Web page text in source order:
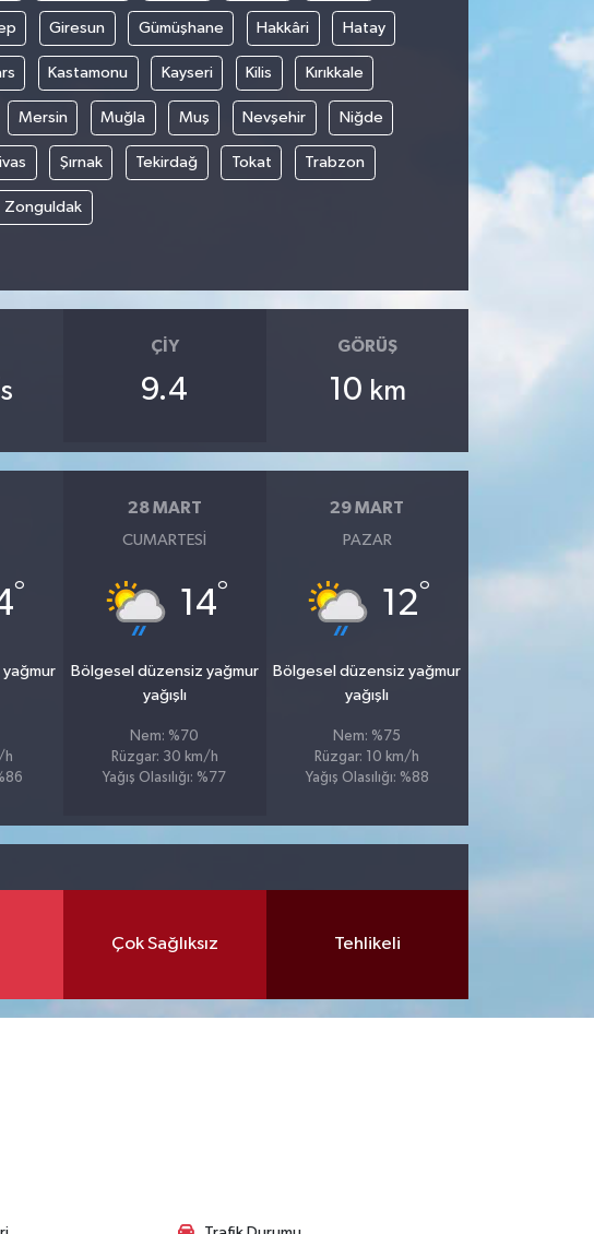
Giresun Gümüşhane Hakkâri Hatay
Kastamonu Kayseri Kilis Kırıkkale
Mersin Muğla Muş Nevşehir Niğde
Şırnak Tekirdağ Tokat Trabzon
Zonguldak
ÇIY
9.4
GÖRÜŞ
10 km
°
h
28 MART
CUMARTESI
14°
Bölgesel düzensiz yağmur
yağışlı
Nem: %70
Rüzgar: 30 km/h
Yağış Olasılığı: %77
29 MART
PAZAR
12°
Bölgesel düzensiz yağmur
yağışlı
Nem: %75
Rüzgar: 10 km/h
Yağış Olasılığı: %88
Çok Sağlıksız Tehlikeli